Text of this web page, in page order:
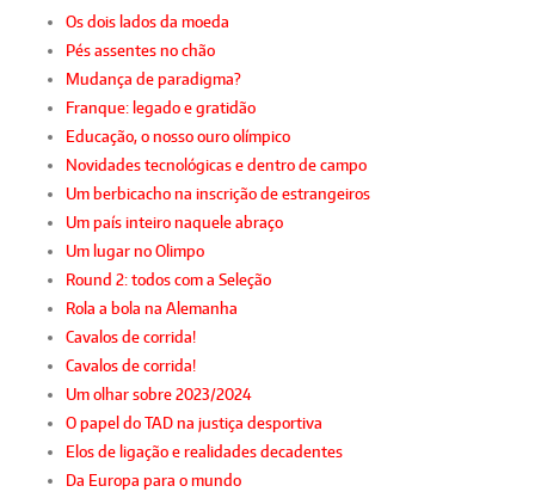
Os dois lados da moeda
Pés assentes no chão
Mudança de paradigma?
Franque: legado e gratidão
Educação, o nosso ouro olímpico
Novidades tecnológicas e dentro de campo
Um berbicacho na inscrição de estrangeiros
Um país inteiro naquele abraço
Um lugar no Olimpo
Round 2: todos com a Seleção
Rola a bola na Alemanha
Cavalos de corrida!
Cavalos de corrida!
Um olhar sobre 2023/2024
O papel do TAD na justiça desportiva
Elos de ligação e realidades decadentes
Da Europa para o mundo